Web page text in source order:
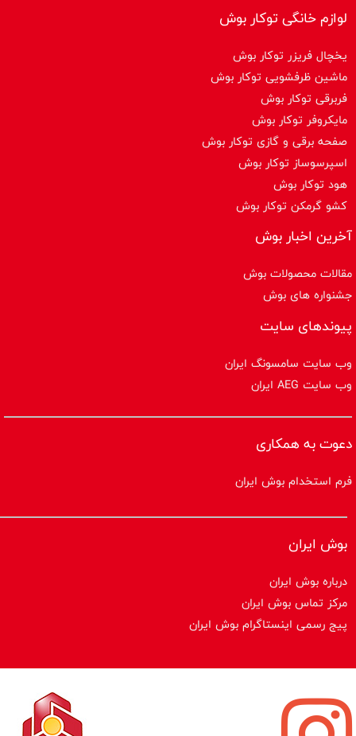
لوازم خانگی توکار بوش
یخچال فریزر توکار بوش
ماشین ظرفشویی توکار بوش
فربرقی توکار بوش
مایکروفر توکار بوش
صفحه برقی و گازی توکار بوش
اسپرسوساز توكار بوش
هود توکار بوش
کشو گرمکن توکار بوش
آخرین اخبار بوش
مقالات محصولات بوش
جشنواره های بوش
پیوندهای سایت
وب سایت سامسونگ ایران
وب سایت AEG ایران
دعوت به همکاری
فرم استخدام بوش ایران
بوش ایران
درباره بوش ایران
مرکز تماس بوش ایران
پیج رسمی اینستاگرام بوش ایران